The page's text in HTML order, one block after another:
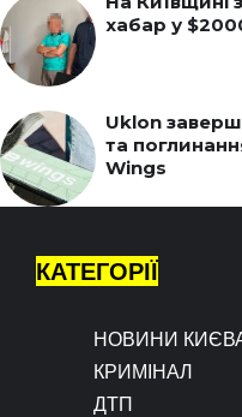
хабар у
Uklon
та
Wings
КАТЕГОРІЇ
НОВИНИ КИЄВА
КРИМІНАЛ
ДТП